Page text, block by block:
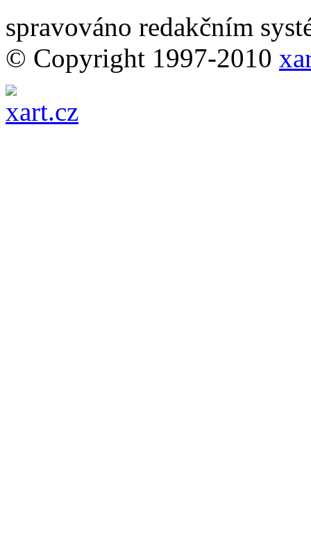
spravováno redakčním
© Copyright 1997-2010